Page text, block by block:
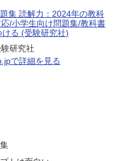
集 読解力：2024年の教科
/小学生向け問題集/教科書
る (受験研究社)
研究社
で詳細を見る